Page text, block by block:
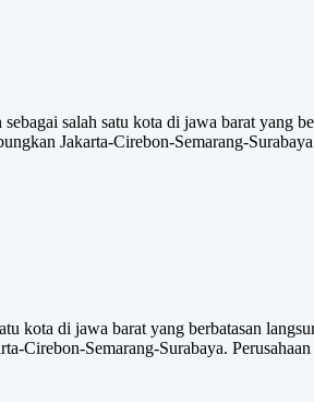
salah satu kota di jawa barat yang
Jakarta-Cirebon-Semarang-
kota di jawa barat yang berbatasan
Cirebon-Semarang-Surabaya.